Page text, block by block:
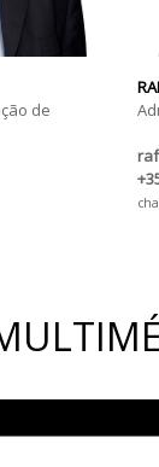
de